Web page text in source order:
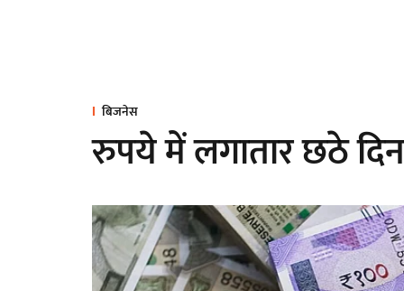
बिजनेस
रुपये में लगातार छठे